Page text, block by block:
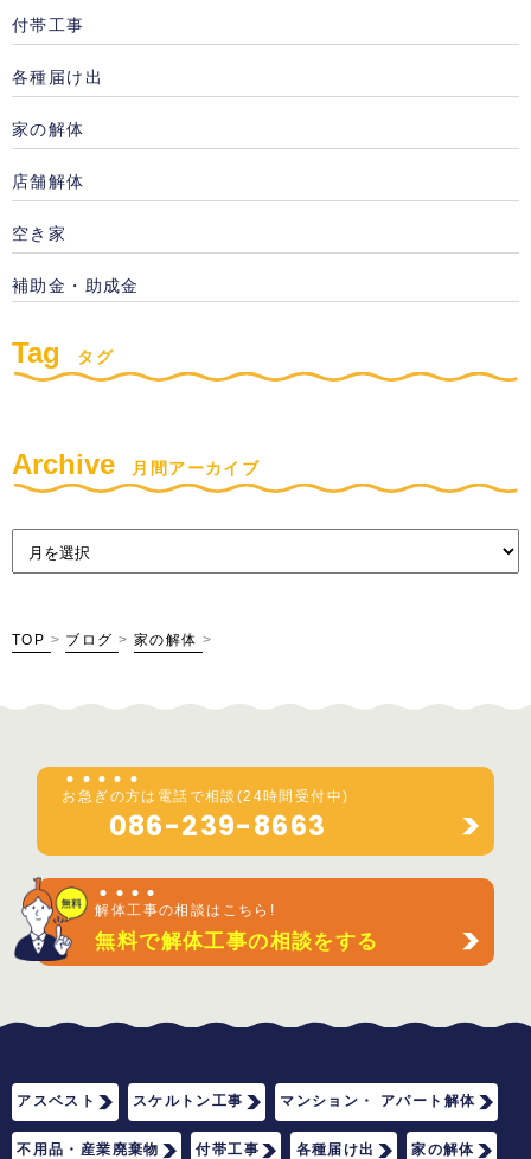
付帯工事
各種届け出
家の解体
店舗解体
空き家
補助金・助成金
Tag タグ
Archive 月間アーカイブ
TOP > ブログ > 家の解体 >
お 急 ぎの方は電話で相談(24時間受付中)
086-239-8663
解体工事の相談はこちら!
無料で解体工事の相談をする
アスベスト スケルトン工事 マンション・ アパート解体
不用品・産業廃棄物 付帯工事 各種届け出 家の解体